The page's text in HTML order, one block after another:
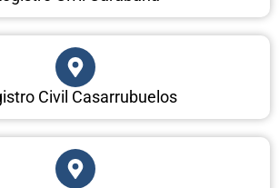
Civil Casarrubuelos